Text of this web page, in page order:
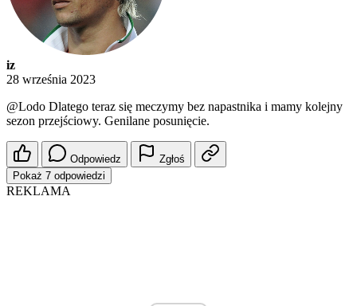
iz
28 września 2023
@Lodo Dlatego teraz się meczymy bez napastnika i mamy kolejny
sezon przejściowy. Genilane posunięcie.
Odpowiedz
Zgłoś
Pokaż 7 odpowiedzi
REKLAMA